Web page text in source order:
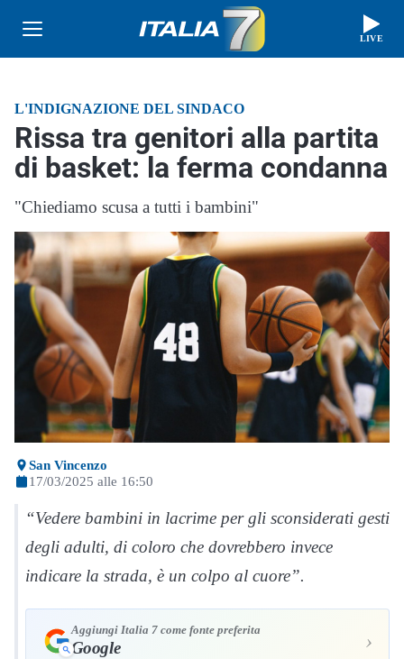
LIVE
L'INDIGNAZIONE DEL SINDACO
Rissa tra genitori alla partita
di basket: la ferma condanna
"Chiediamo scusa a tutti i bambini"
San Vincenzo
17/03/2025 alle 16:50
“Vedere bambini in lacrime per gli sconsiderati gesti
degli adulti, di coloro che dovrebbero invece
indicare la strada, è un colpo al cuore”.
Aggiungi Italia 7 come fonte preferita
Google ›